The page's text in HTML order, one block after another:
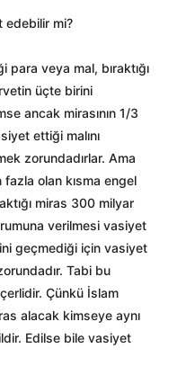
edebilir mi?
veya mal, bıraktığı
üçte birini
ancak mirasının 1/3
ettiği malını
zorundadırlar. Ama
olan kısma engel
miras 300 milyar
verilmesi vasiyet
geçmediği için vasiyet
Tabi bu
Çünkü İslam
alacak kimseye aynı
Edilse bile vasiyet